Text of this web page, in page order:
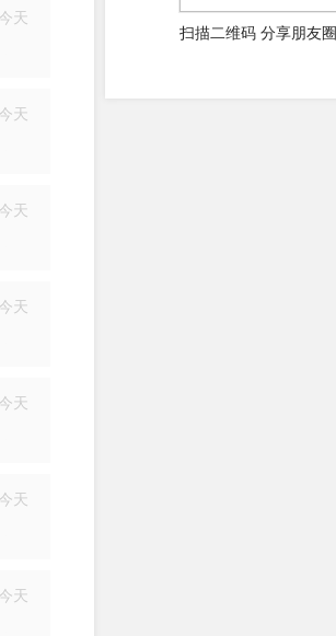
今天
今天
今天
今天
今天
今天
今天
扫描二维码 分享朋友圈